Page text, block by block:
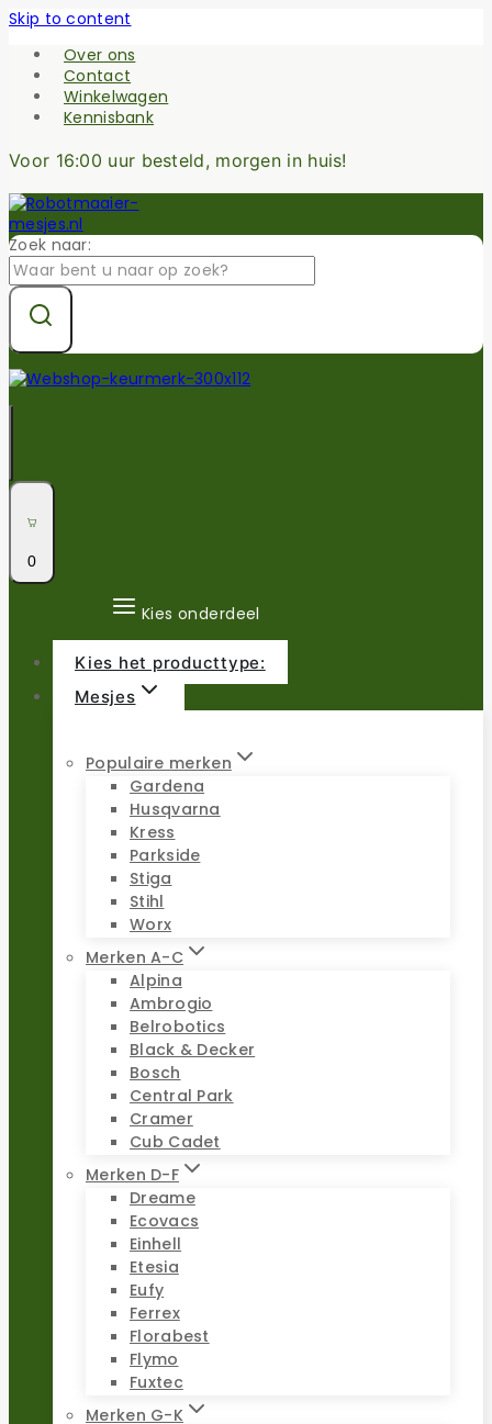
Skip to content
Over ons
Contact
Winkelwagen
Kennisbank
Voor 16:00 uur besteld, morgen in huis!
Zoek naar:
0
Kies onderdeel
Kies het producttype:
Mesjes
Populaire merken
Gardena
Husqvarna
Kress
Parkside
Stiga
Stihl
Worx
Merken A-C
Alpina
Ambrogio
Belrobotics
Black & Decker
Bosch
Central Park
Cramer
Cub Cadet
Merken D-F
Dreame
Ecovacs
Einhell
Etesia
Eufy
Ferrex
Florabest
Flymo
Fuxtec
Merken G-K